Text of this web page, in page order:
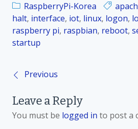
RaspberryPi-Korea
halt, interface, iot, linux, logon,
raspberry pi, raspbian, reboot,
startup
P
o
Previous
Leave a Reply
You must be logged in to post a